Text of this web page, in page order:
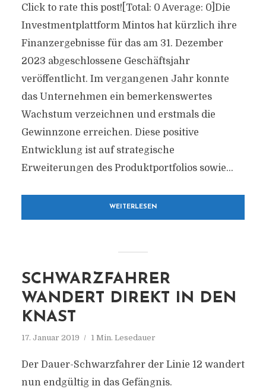
Click to rate this post![Total: 0 Average: 0]Die
Investmentplattform Mintos hat kürzlich ihre
Finanzergebnisse für das am 31. Dezember
2023 abgeschlossene Geschäftsjahr
veröffentlicht. Im vergangenen Jahr konnte
das Unternehmen ein bemerkenswertes
Wachstum verzeichnen und erstmals die
Gewinnzone erreichen. Diese positive
Entwicklung ist auf strategische
Erweiterungen des Produktportfolios sowie...
WEITERLESEN
SCHWARZFAHRER
WANDERT DIREKT IN DEN
KNAST
17. Januar 2019 1 Min. Lesedauer
Der Dauer-Schwarzfahrer der Linie 12 wandert
nun endgültig in das Gefängnis.